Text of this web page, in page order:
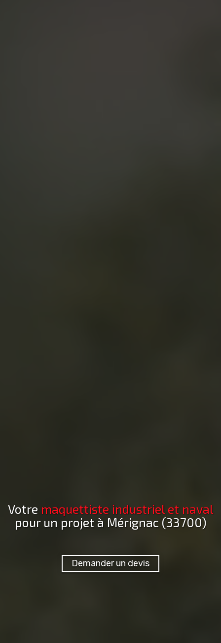
Votre maquettiste industriel et naval
pour un projet à Mérignac (33700)
Demander un devis